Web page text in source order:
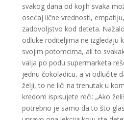
svakog dana od kojih svaka
osećaj lične vrednosti,
zadovoljstvo kod deteta.
odluke roditeljima ne izgledaju
svojim potomcima, ali to
valja po podu supermarketa
jednu čokoladicu, a vi odlučite
želji, to ne liči na trenutak u
kredom ispisujete reči: „Ako
potrebno je samo da to što